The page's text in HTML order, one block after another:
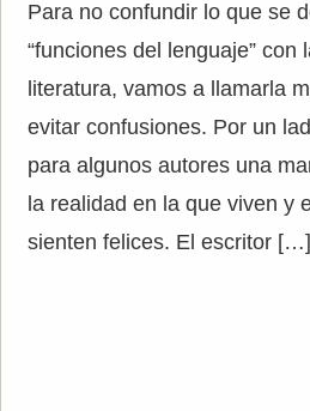
Para no confundir lo que se
“funciones del lenguaje” con
literatura, vamos a llamarla
evitar confusiones. Por un
para algunos autores una
la realidad en la que viven y
sienten felices. El escritor […]